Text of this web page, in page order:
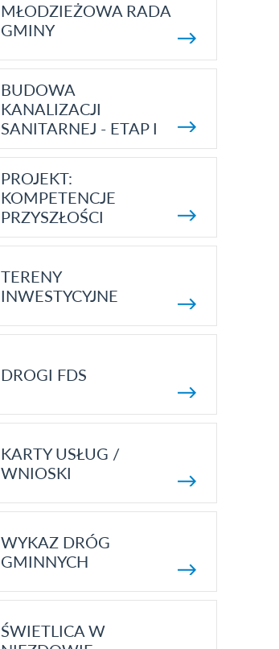
MŁODZIEŻOWA RADA
GMINY
BUDOWA
KANALIZACJI
SANITARNEJ - ETAP I
PROJEKT:
KOMPETENCJE
PRZYSZŁOŚCI
TERENY
INWESTYCYJNE
DROGI FDS
KARTY USŁUG /
WNIOSKI
WYKAZ DRÓG
GMINNYCH
ŚWIETLICA W